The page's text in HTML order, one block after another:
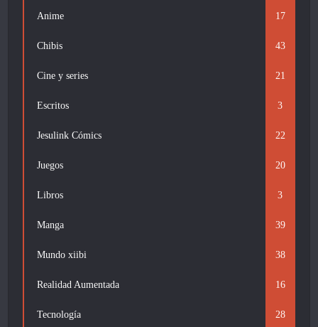
Anime 17
Chibis 43
Cine y series 21
Escritos 3
Jesulink Cómics 22
Juegos 20
Libros 3
Manga 39
Mundo xiibi 38
Realidad Aumentada 16
Tecnología 28